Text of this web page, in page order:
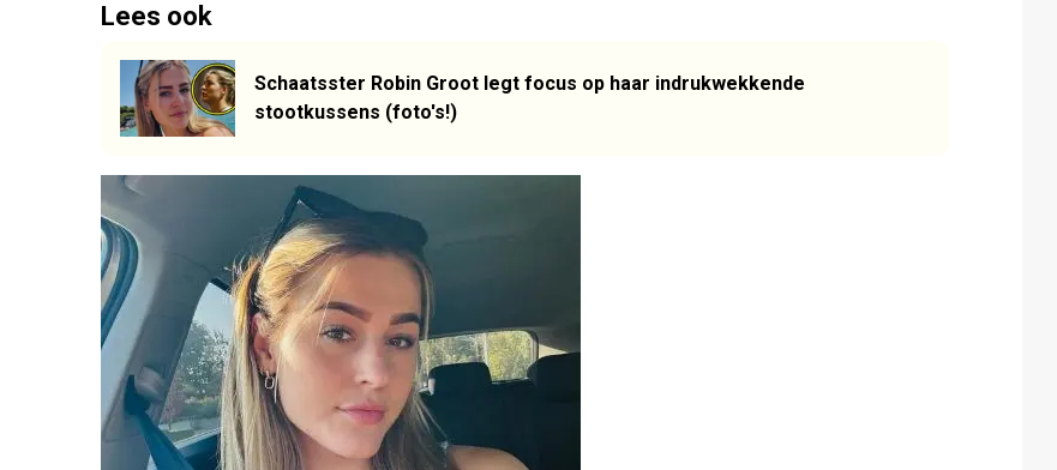
Lees ook
Schaatsster Robin Groot legt focus op haar indrukwekkende
stootkussens (foto's!)